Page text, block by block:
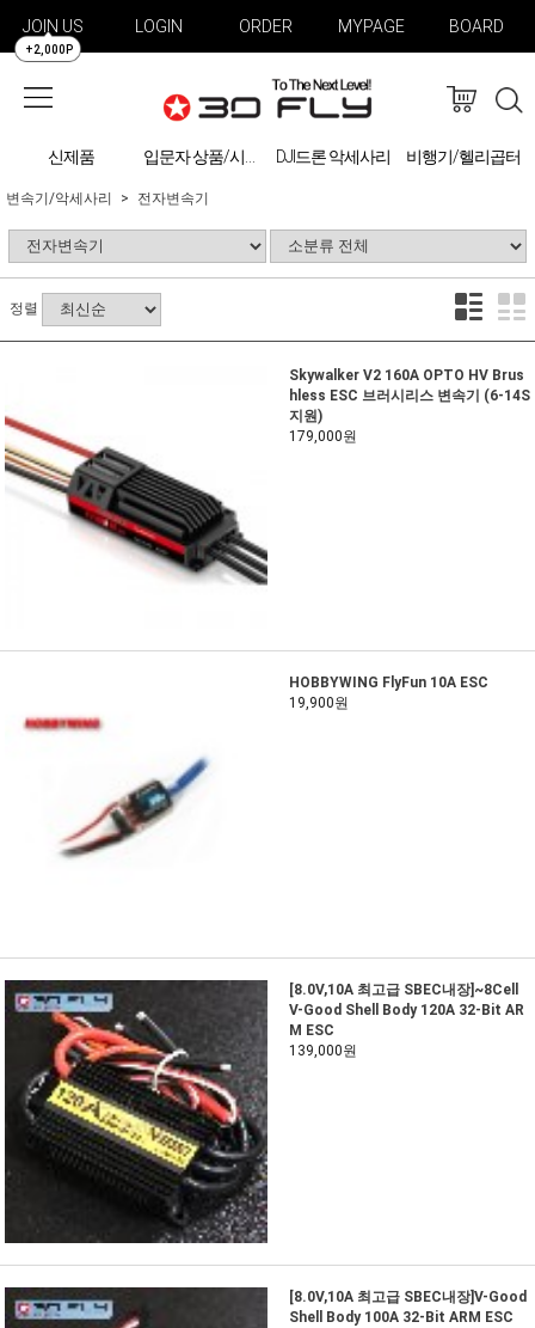
JOIN US
+2,000P
LOGIN ORDER MYPAGE BOARD
신제품 입문자 상품/시물레이션 DJI드론 악세사리 비행기/헬리곱터
변속기/악세사리 전자변속기
정렬
Skywalker V2 160A OPTO HV Brus
hless ESC 브러시리스 변속기 (6-14S
지원)
179,000원
HOBBYWING FlyFun 10A ESC
19,900원
[8.0V,10A 최고급 SBEC내장]~8Cell
V-Good Shell Body 120A 32-Bit AR
M ESC
139,000원
[8.0V,10A 최고급 SBEC내장]V-Good
Shell Body 100A 32-Bit ARM ESC